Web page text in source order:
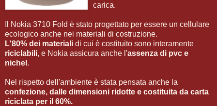
carica.
Il Nokia 3710 Fold è stato progettato per essere un cellulare
ecologico anche nei materiali di costruzione.
L'80% dei materiali di cui è costituito sono interamente
riciclabili, e Nokia assicura anche l'assenza di pvc e
nichel .
Nel rispetto dell'ambiente è stata pensata anche la
confezione, dalle dimensioni ridotte e costituita da carta
riciclata per il 60%.